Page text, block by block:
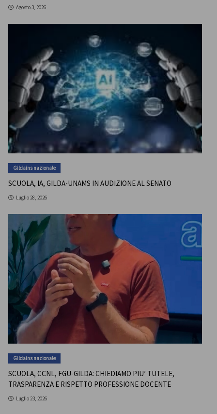
Agosto 3, 2026
Gildains nazionale
SCUOLA, IA, GILDA-UNAMS IN AUDIZIONE AL SENATO
Luglio 28, 2026
Gildains nazionale
SCUOLA, CCNL, FGU-GILDA: CHIEDIAMO PIU’ TUTELE,
TRASPARENZA E RISPETTO PROFESSIONE DOCENTE
Luglio 23, 2026